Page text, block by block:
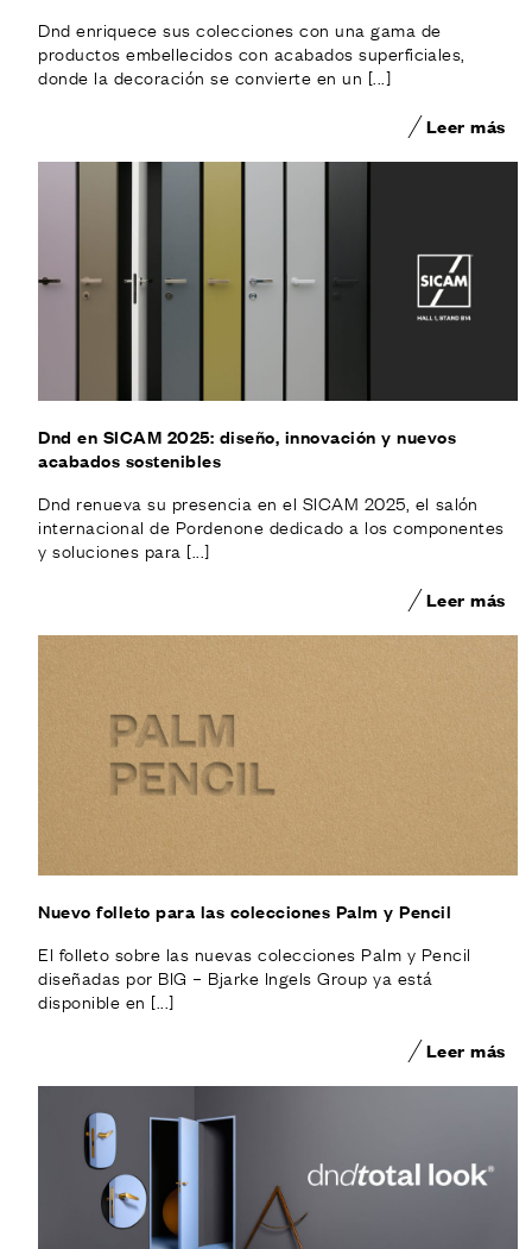
Dnd enriquece sus colecciones con una gama de
productos embellecidos con acabados superficiales,
donde la decoración se convierte en un [...]
Leer más
Dnd en SICAM 2025: diseño, innovación y nuevos
acabados sostenibles
Dnd renueva su presencia en el SICAM 2025, el salón
internacional de Pordenone dedicado a los componentes
y soluciones para [...]
Leer más
Nuevo folleto para las colecciones Palm y Pencil
El folleto sobre las nuevas colecciones Palm y Pencil
diseñadas por BIG – Bjarke Ingels Group ya está
disponible en [...]
Leer más